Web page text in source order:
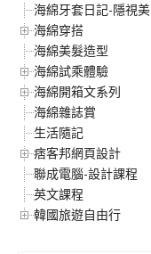
海綿牙套日記-隱視美
海綿穿搭
海綿美髮造型
海綿試乘體驗
海綿開箱文系列
海綿雜誌賞
生活隨記
痞客邦網頁設計
聯成電腦-設計課程
英文課程
韓國旅遊自由行